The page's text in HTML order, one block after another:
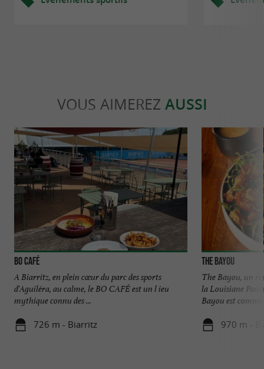
VOUS AIMEREZ AUSSI
BO CAFÉ
A Biarritz, en plein cœur du parc des sports
d'Aguiléra, au calme, le BO CAFÉ est un l ieu
mythique connu des ...
726 m - Biarritz
The Bayou
The Bayou, un
la Louisiane
Bayou est comme
970 m -